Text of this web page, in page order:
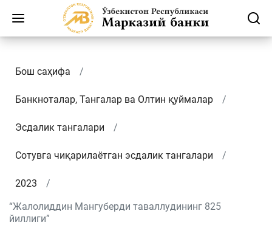
Бош саҳифа
Банкноталар, Тангалар ва Олтин қуймалар
Эсдалик тангалари
Сотувга чиқарилаётган эсдалик тангалари
2023
“Жалолиддин Мангуберди таваллудининг 825
йиллиги”